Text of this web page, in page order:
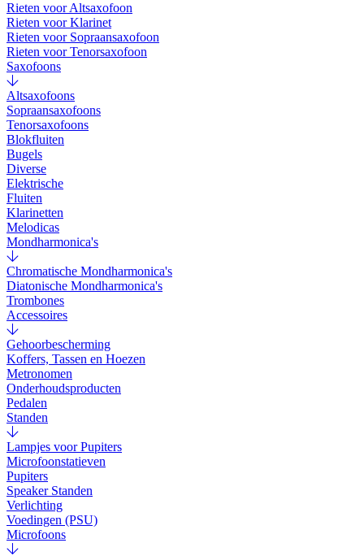
Rieten voor Altsaxofoon
Rieten voor Klarinet
Rieten voor Sopraansaxofoon
Rieten voor Tenorsaxofoon
Saxofoons
Altsaxofoons
Sopraansaxofoons
Tenorsaxofoons
Blokfluiten
Bugels
Diverse
Elektrische
Fluiten
Klarinetten
Melodicas
Mondharmonica's
Chromatische Mondharmonica's
Diatonische Mondharmonica's
Trombones
Accessoires
Gehoorbescherming
Koffers, Tassen en Hoezen
Metronomen
Onderhoudsproducten
Pedalen
Standen
Lampjes voor Pupiters
Microfoonstatieven
Pupiters
Speaker Standen
Verlichting
Voedingen (PSU)
Microfoons